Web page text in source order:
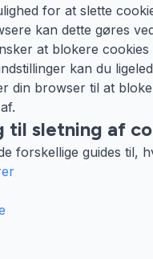
for at slette
kan dette gøres
at blokere cookies
kan du
din browser til at
til sletning af
forskellige guides til,